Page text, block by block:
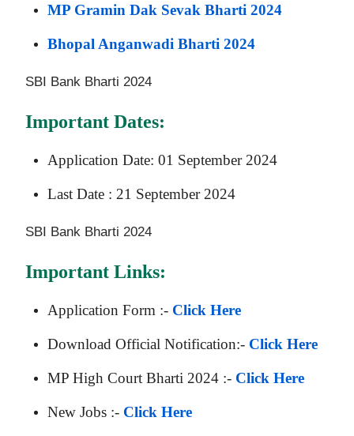
MP Gramin Dak Sevak Bharti 2024
Bhopal Anganwadi Bharti 2024
SBI Bank Bharti 2024
Important Dates:
Application Date: 01 September 2024
Last Date : 21 September 2024
SBI Bank Bharti 2024
Important Links:
Application Form :- Click Here
Download Official Notification:- Click Here
MP High Court Bharti 2024 :- Click Here
New Jobs :- Click Here